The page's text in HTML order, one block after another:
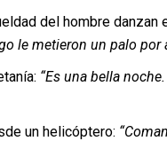
del hombre danzan
le metieron un palo por
“Es una bella
un helicóptero: